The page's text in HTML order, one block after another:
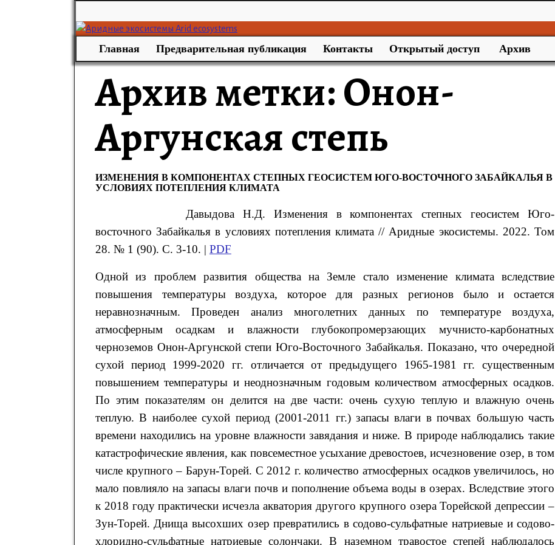
Главная Предварительная публикация Контакты Открытый доступ Архив
Архив метки:Онон-
Аргунская степь
ИЗМЕНЕНИЯ В КОМПОНЕНТАХ СТЕПНЫХ ГЕОСИСТЕМ ЮГО-ВОСТОЧНОГО ЗАБАЙКАЛЬЯ В
УСЛОВИЯХ ПОТЕПЛЕНИЯ КЛИМАТА
Давыдова Н.Д. Изменения в компонентах степных геосистем Юго-
восточного Забайкалья в условиях потепления климата // Аридные экосистемы. 2022. Том
28. № 1 (90). С. 3-10. | PDF
Одной из проблем развития общества на Земле стало изменение климата вследствие
повышения температуры воздуха, которое для разных регионов было и остается
неравнозначным. Проведен анализ многолетних данных по температуре воздуха,
атмосферным осадкам и влажности глубокопромерзающих мучнисто-карбонатных
черноземов Онон-Аргунской степи Юго-Восточного Забайкалья. Показано, что очередной
сухой период 1999-2020 гг. отличается от предыдущего 1965-1981 гг. существенным
повышением температуры и неоднозначным годовым количеством атмосферных осадков.
По этим показателям он делится на две части: очень сухую теплую и влажную очень
теплую. В наиболее сухой период (2001-2011 гг.) запасы влаги в почвах большую часть
времени находились на уровне влажности завядания и ниже. В природе наблюдались такие
катастрофические явления, как повсеместное усыхание древостоев, исчезновение озер, в том
числе крупного – Барун-Торей. С 2012 г. количество атмосферных осадков увеличилось, но
мало повлияло на запасы влаги почв и пополнение объема воды в озерах. Вследствие этого
к 2018 году практически исчезла акватория другого крупного озера Торейской депрессии –
Зун-Торей. Днища высохших озер превратились в содово-сульфатные натриевые и содово-
хлоридно-сульфатные натриевые солончаки. В наземном травостое степей наблюдалось